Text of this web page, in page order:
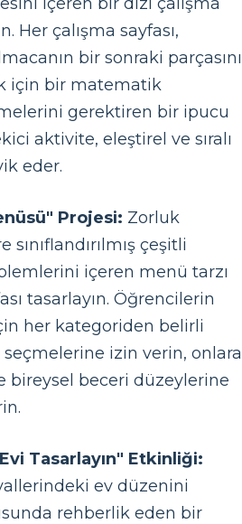
Her çalışma sayfası,
bir sonraki parçasını
için bir matematik
gerektiren bir ipucu
aktivite, eleştirel ve sıralı
eder.
Projesi: Zorluk
çeşitli
içeren menü tarzı
tasarlayın. Öğrencilerin
her kategoriden belirli
seçmelerine izin verin, onlara
bireysel beceri düzeylerine
Tasarlayın" Etkinliği:
ev düzenini
rehberlik eden bir